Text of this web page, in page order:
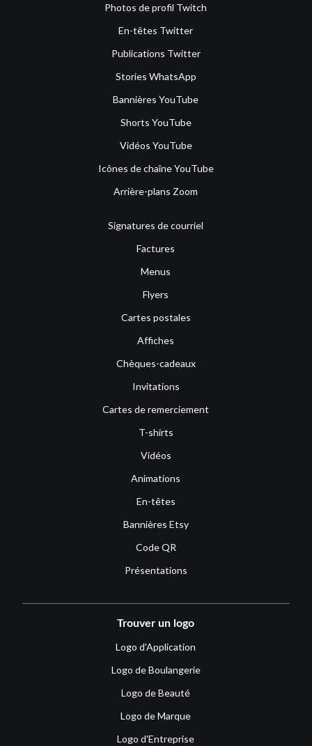
Photos de profil Twitch
En-têtes Twitter
Publications Twitter
Stories WhatsApp
Bannières YouTube
Shorts YouTube
Vidéos YouTube
Icônes de chaîne YouTube
Arrière-plans Zoom
Signatures de courriel
Factures
Menus
Flyers
Cartes postales
Affiches
Chèques-cadeaux
Invitations
Cartes de remerciement
T-shirts
Vidéos
Animations
En-têtes
Bannières Etsy
Code QR
Présentations
Trouver un logo
Logo d'Application
Logo de Boulangerie
Logo de Beauté
Logo de Marque
Logo d'Entreprise